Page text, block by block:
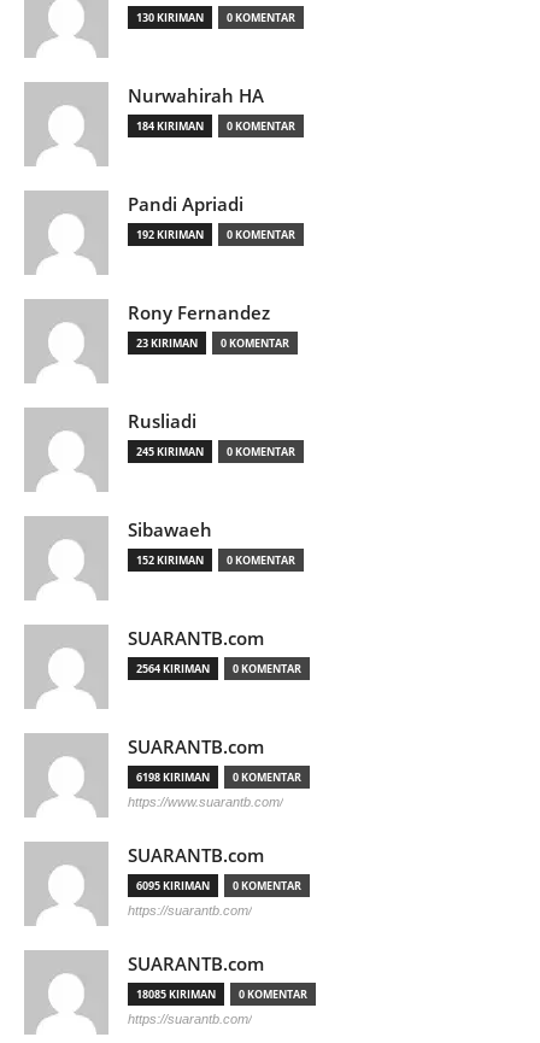
130 KIRIMAN 0 KOMENTAR
Nurwahirah HA
184 KIRIMAN 0 KOMENTAR
Pandi Apriadi
192 KIRIMAN 0 KOMENTAR
Rony Fernandez
23 KIRIMAN 0 KOMENTAR
Rusliadi
245 KIRIMAN 0 KOMENTAR
Sibawaeh
152 KIRIMAN 0 KOMENTAR
SUARANTB.com
2564 KIRIMAN 0 KOMENTAR
SUARANTB.com
6198 KIRIMAN 0 KOMENTAR
https://www.suarantb.com/
SUARANTB.com
6095 KIRIMAN 0 KOMENTAR
https://suarantb.com/
SUARANTB.com
18085 KIRIMAN 0 KOMENTAR
https://suarantb.com/